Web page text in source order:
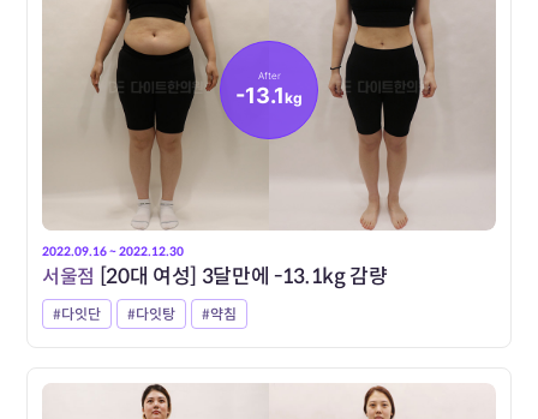
After
-13.1kg
2022.09.16 ~ 2022.12.30
서울점 [20대 여성] 3달만에 -13.1kg 감량
#다잇단 #다잇탕 #약침